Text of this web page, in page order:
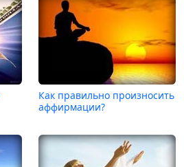
Как правильно произносить
аффирмации?